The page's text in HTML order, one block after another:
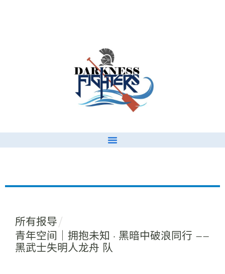
所有报导/
青年空间｜拥抱未知 · 黑暗中破浪同行 ——
黑武士失明人龙舟 队